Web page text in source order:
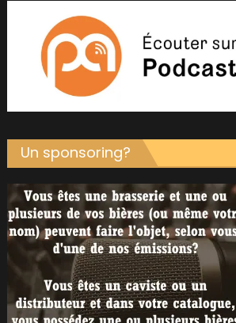
Un sponsoring?